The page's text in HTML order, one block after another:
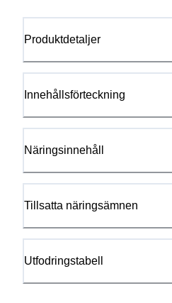
Produktdetaljer
Innehållsförteckning
Näringsinnehåll
Tillsatta näringsämnen
Utfodringstabell